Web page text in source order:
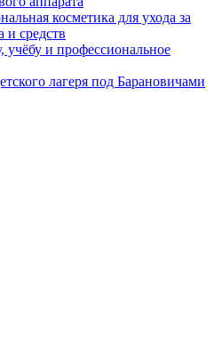
косметика для ухода за
средств
учёбу и профессиональное
лагеря под Барановичами